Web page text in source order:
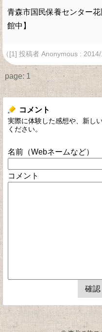
青森市国民保養センター
館中】
（[1] 投稿者 Anonymous : 2014/
page: 1
コメント
実際に体験した感想や、新し
ください。
名前（Webネームなど）
コメント